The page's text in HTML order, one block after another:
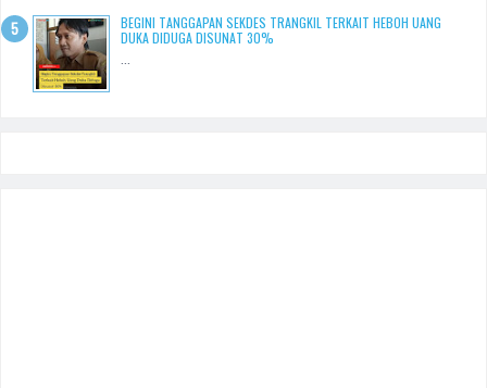
BEGINI TANGGAPAN SEKDES TRANGKIL TERKAIT HEBOH UANG
DUKA DIDUGA DISUNAT 30%